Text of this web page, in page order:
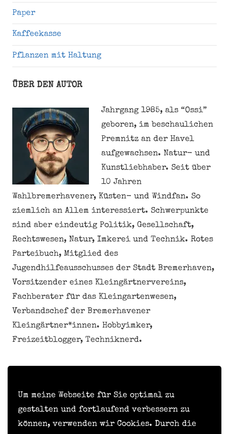
Um meine Webseite für Sie optimal zu
gestalten und fortlaufend verbessern zu
können, verwenden wir Cookies. Durch die
Paper
Kaffeekasse
Pflanzen mit Haltung
ÜBER DEN AUTOR
Jahrgang 1985, als “Ossi”
geboren, im beschaulichen
Premnitz an der Havel
aufgewachsen. Natur- und
Kunstliebhaber. Seit über
10 Jahren
Wahlbremerhavener, Küsten- und Windfan. So
ziemlich an Allem interessiert. Schwerpunkte
sind aber eindeutig Politik, Gesellschaft,
Rechtswesen, Natur, Imkerei und Technik. Rotes
Parteibuch, Mitglied des
Jugendhilfeausschusses der Stadt Bremerhaven,
Vorsitzender eines Kleingärtnervereins,
Fachberater für das Kleingartenwesen,
Verbandschef der Bremerhavener
Kleingärtner*innen. Hobbyimker,
Freizeitblogger, Techniknerd.
oder weitergeben